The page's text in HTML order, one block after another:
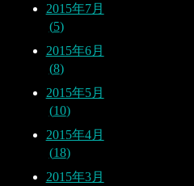
2015年7月
5
2015年6月
8
2015年5月
10
2015年4月
18
2015年3月